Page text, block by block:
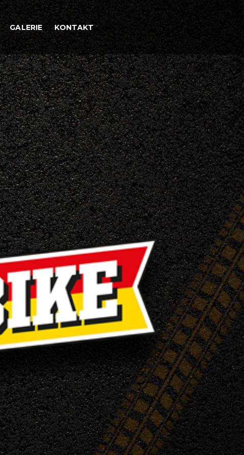
GALERIE KONTAKT